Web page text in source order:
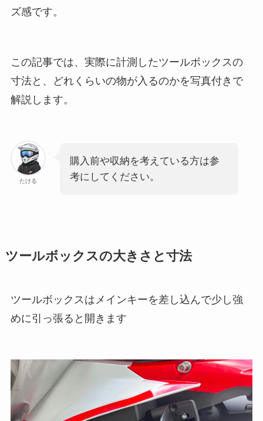
ズ感です。
この記事では、実際に計測したツールボックスの
寸法と、どれくらいの物が入るのかを写真付きで
解説します。
たける
購入前や収納を考えている方は参
考にしてください。
ツールボックスの大きさと寸法
ツールボックスはメインキーを差し込んで少し強
めに引っ張ると開きます